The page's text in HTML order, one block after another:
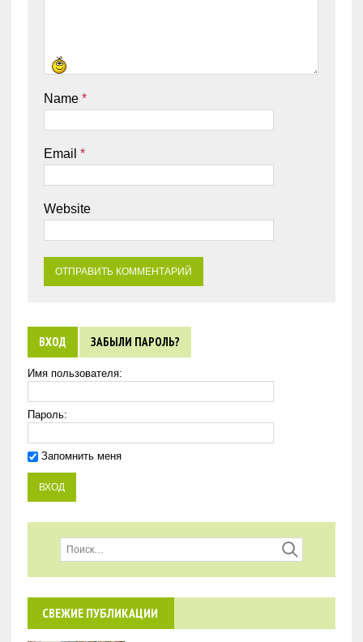
Name *
Email *
Website
ВХОД ЗАБЫЛИ ПАРОЛЬ?
Имя пользователя:
Пароль:
Запомнить меня
СВЕЖИЕ ПУБЛИКАЦИИ